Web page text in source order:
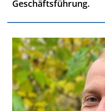
Geschäftsführung.